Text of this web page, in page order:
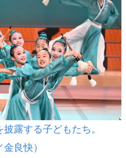
露する子どもたち。
良快）